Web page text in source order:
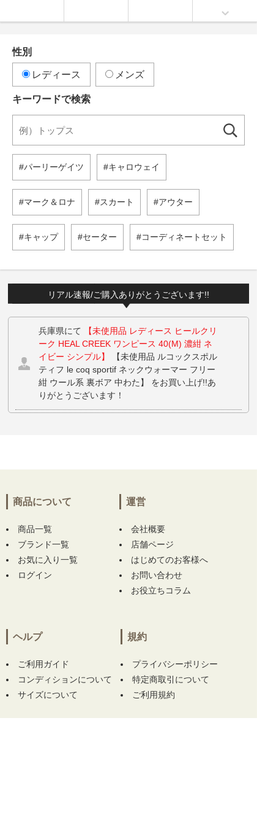
性別
レディース メンズ
キーワードで検索
パーリーゲイツ キャロウェイ
マーク＆ロナ スカート アウター
キャップ セーター コーディネートセット
リアル速報/ご購入ありがとうございます!!
兵庫県にて
【未使用品 レディース ヒールクリ
ーク HEAL CREEK ワンピース 40(M) 濃紺 ネ
イビー シンプル】
【未使用品 ルコックスポル
ティフ le coq sportif ネックウォーマー フリー
紺 ウール系 裏ボア 中わた】 をお買い上げ!!あ
りがとうございます！
ーク HEAL CREEK ワンピース 40(M) 濃紺 ネ
ございます！
京都府にて
【中古 メンズ ピン PING ハーフパ
ンツ L 青系 ブルー シアサッカー ストライプ】
シンプル ストレッチ】 【中古 メンズ ピン PI
ンツ L 青系 ブルー シアサッカー ストライプ】
をお買い上げ!!ありがとうございます！
フ adidas GOLF セットアップ S 黒 ブラック
商品について
商品一覧
ブランド一覧
お気に入り一覧
ログイン
運営
会社概要
店舗ページ
はじめてのお客様へ
お問い合わせ
お役立ちコラム
ヘルプ
ご利用ガイド
コンディションについて
サイズについて
規約
プライバシーポリシー
特定商取引について
ご利用規約